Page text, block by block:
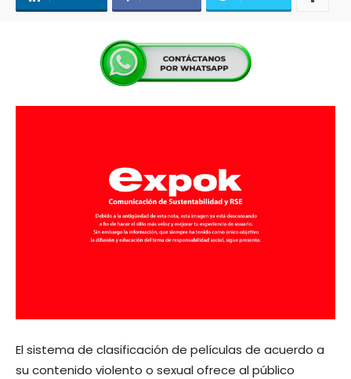
El sistema de clasificación de películas de acuerdo a
su contenido violento o sexual ofrece al público